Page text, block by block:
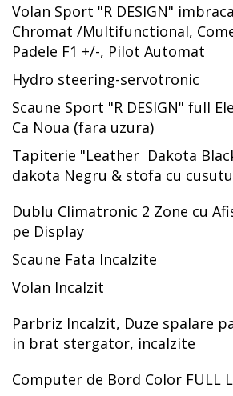
Volan Sport "R DESIGN"
Chromat /Multifunctional,
Padele F1 +/-, Pilot Automat
Hydro steering-servotronic
Scaune Sport "R DESIGN" full
Ca Noua (fara uzura)
Tapiterie "Leather Dakota
dakota Negru & stofa cu
Dublu Climatronic 2 Zone cu
pe Display
Scaune Fata Incalzite
Volan Incalzit
Parbriz Incalzit, Duze spalare
in brat stergator, incalzite
Computer de Bord Color FULL